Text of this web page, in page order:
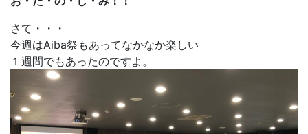
さて・・・
今週はAiba祭もあってなかなか楽しい
１週間でもあったのですよ。